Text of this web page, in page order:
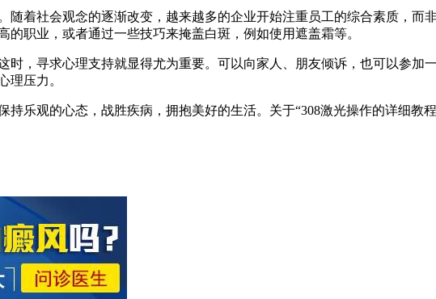
着社会观念的逐渐改变，越来越多的企业开始注重员工的综合素质，而
职业，或者通过一些技巧来掩盖白斑，例如使用遮盖霜等。
，寻求心理支持就显得尤为重要。可以向家人、朋友倾诉，也可以参加
理压力。
乐观的心态，战胜疾病，拥抱美好的生活。关于“308激光操作的详细教